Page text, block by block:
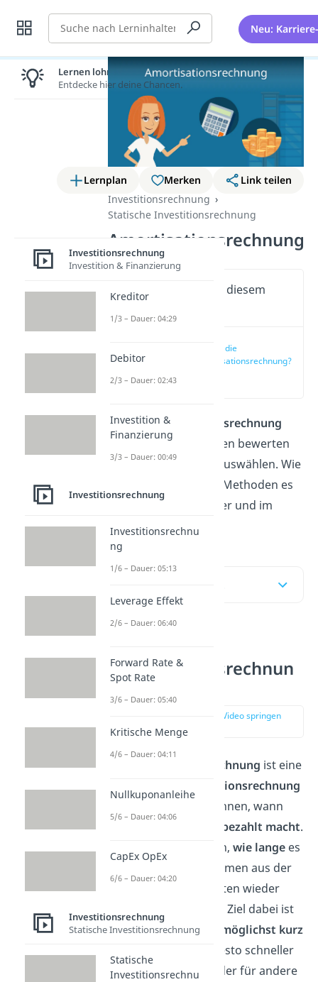
Suche Neu:
Lernplan Merken
Link teilen
Investitionsrechnung
Statische Investitionsrechnung
Amortisationsrechnung
Wichtige Inhalte in diesem
Was ist die
Amortisationsrechnung?
Mit derAmortisationsrechnung
kannst du Investitionen bewerten
und somit die beste auswählen. Wie
das geht und welche Methoden es
gibt, zeigen wir dir hier und im
Video!
Amortisationsrechnun
g?
zur Stelle im Video springen
Amortisationsrechnung ist eine
Investitionsrechnung
und hilft dir zu berechnen, wann
Investition bezahlt macht.
Sie berechnet nämlich,wie lange es
dauert, bis die Einnahmen aus der
Investition deren Kosten wieder
erwirtschaftet haben. Ziel dabei ist
es, dass dieseDauer möglichst kurz
ist. Denn je kürzer, desto schneller
steht das Kapital wieder für andere
Lernen lohnt sich!
Entdecke hier deine Chancen.
Investitionsrechnung
Investition & Finanzierung
Kreditor
1/3 – Dauer: 04:29
Debitor
2/3 – Dauer: 02:43
Investition &
Finanzierung
3/3 – Dauer: 00:49
Investitionsrechnung
Investitionsrechnu
ng
1/6 – Dauer: 05:13
Leverage Effekt
2/6 – Dauer: 06:40
Forward Rate &
Spot Rate
3/6 – Dauer: 05:40
Kritische Menge
4/6 – Dauer: 04:11
Nullkuponanleihe
5/6 – Dauer: 04:06
CapEx OpEx
6/6 – Dauer: 04:20
Investitionsrechnung
Statische Investitionsrechnung
Statische
Investitionsrechnu